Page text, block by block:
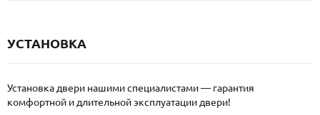
УСТАНОВКА
Установка двери нашими специалистами — гарантия
комфортной и длительной эксплуатации двери!